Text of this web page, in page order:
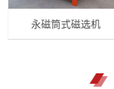
永磁筒式磁选机